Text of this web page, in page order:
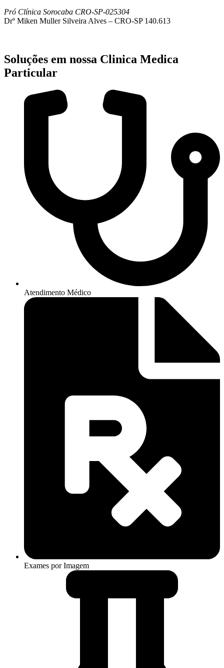
Pró Clínica Sorocaba CRO-SP-025304
Drº Miken Muller Silveira Alves – CRO-SP 140.613
Soluções em nossa Clinica Medica
Particular
Atendimento Médico
Exames por Imagem